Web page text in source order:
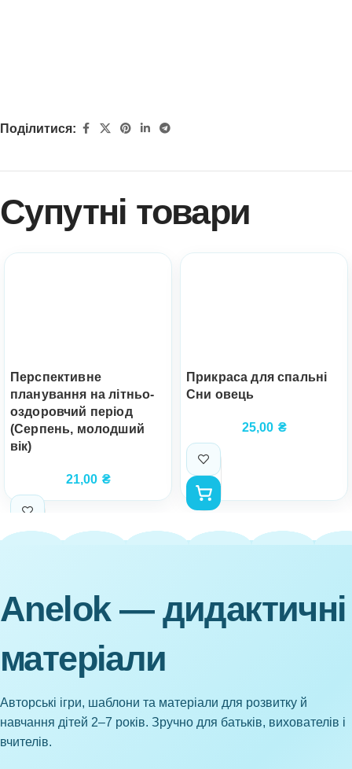
Поділитися:
Супутні товари
Перспективне
планування на літньо-
оздоровчий період
(Серпень, молодший
вік)
21,00 ₴
Прикраса для спальні
Сни овець
25,00 ₴
Anelok — дидактичні
матеріали
Авторські ігри, шаблони та матеріали для розвитку й
навчання дітей 2–7 років. Зручно для батьків, вихователів і
вчителів.